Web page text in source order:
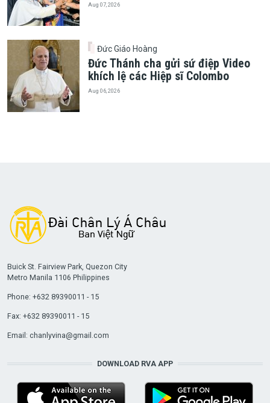
Aug 07, 2026
Đức Giáo Hoàng
Đức Thánh cha gửi sứ điệp Video
khích lệ các Hiệp sĩ Colombo
Aug 06, 2026
Buick St. Fairview Park, Quezon City
Metro Manila 1106 Philippines
Phone: +632 89390011 - 15
Fax: +632 89390011 - 15
Email: chanlyvina@gmail.com
DOWNLOAD RVA APP